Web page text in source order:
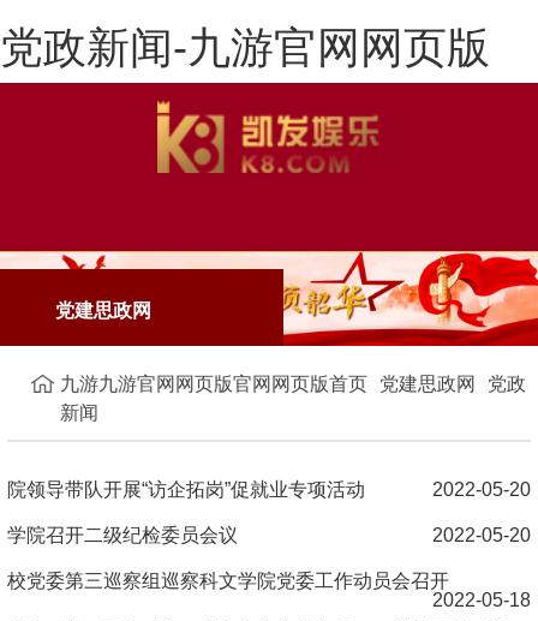
党政新闻-九游官网网页版
党政新闻
党建思政网
九游九游官网网页版官网网页版首页 党建思政网
党政
新闻
院领导带队开展“访企拓岗”促就业专项活动 2022-05-20
学院召开二级纪检委员会议 2022-05-20
校党委第三巡察组巡察科文学院党委工作动员会召开
2022-05-18